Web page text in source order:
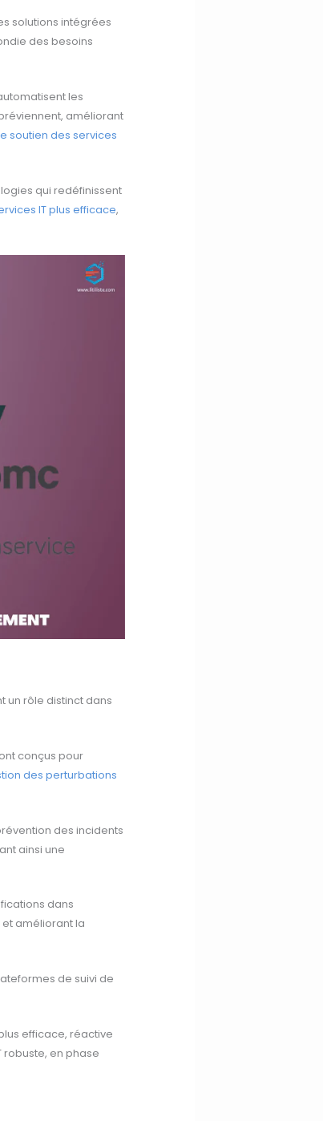
solutions intégrées
des besoins
les
améliorant
soutien des services
qui redéfinissent
IT plus efficace,
un rôle distinct dans
conçus pour
des perturbations
des incidents
ainsi une
dans
et améliorant la
de suivi de
efficace, réactive
robuste, en phase